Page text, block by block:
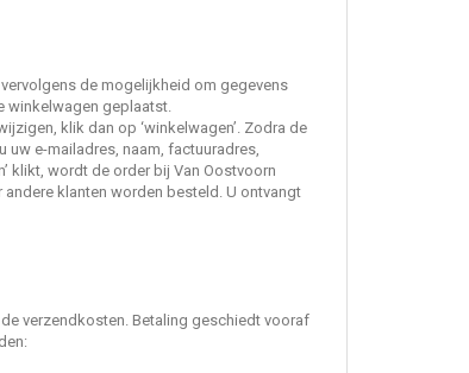
de mogelijkheid om gegevens
winkelwagen geplaatst.
klik dan op ‘winkelwagen’. Zodra de
uw e-mailadres, naam, factuuradres,
klikt, wordt de order bij Van Oostvoorn
klanten worden besteld. U ontvangt
verzendkosten. Betaling geschiedt vooraf